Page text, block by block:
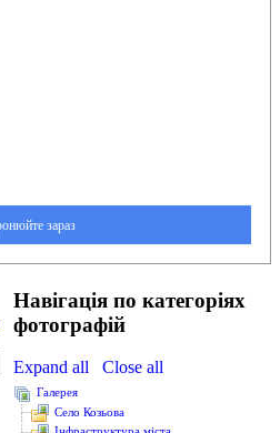
Навігація по категоріях
фотографій
Expand all Close all
Галерея
Cело Козьова